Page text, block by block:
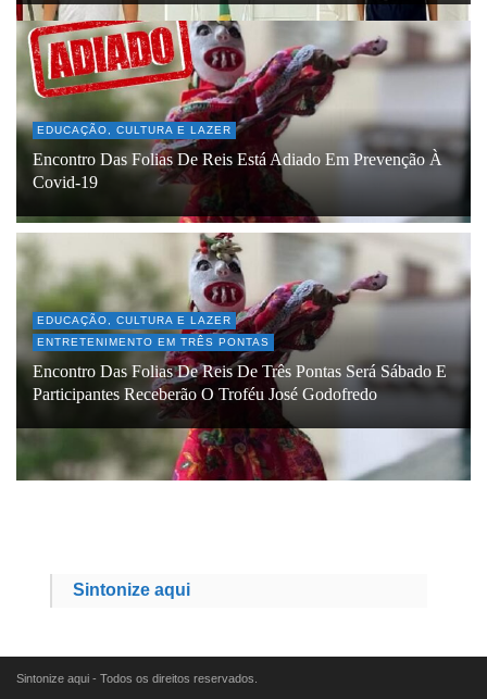
EDUCAÇÃO, CULTURA E LAZER
Encontro Das Folias De Reis Está Adiado Em Prevenção À
Covid-19
EDUCAÇÃO, CULTURA E LAZER
ENTRETENIMENTO EM TRÊS PONTAS
Encontro Das Folias De Reis De Três Pontas Será Sábado E
Participantes Receberão O Troféu José Godofredo
Sintonize aqui
Sintonize aqui - Todos os direitos reservados.